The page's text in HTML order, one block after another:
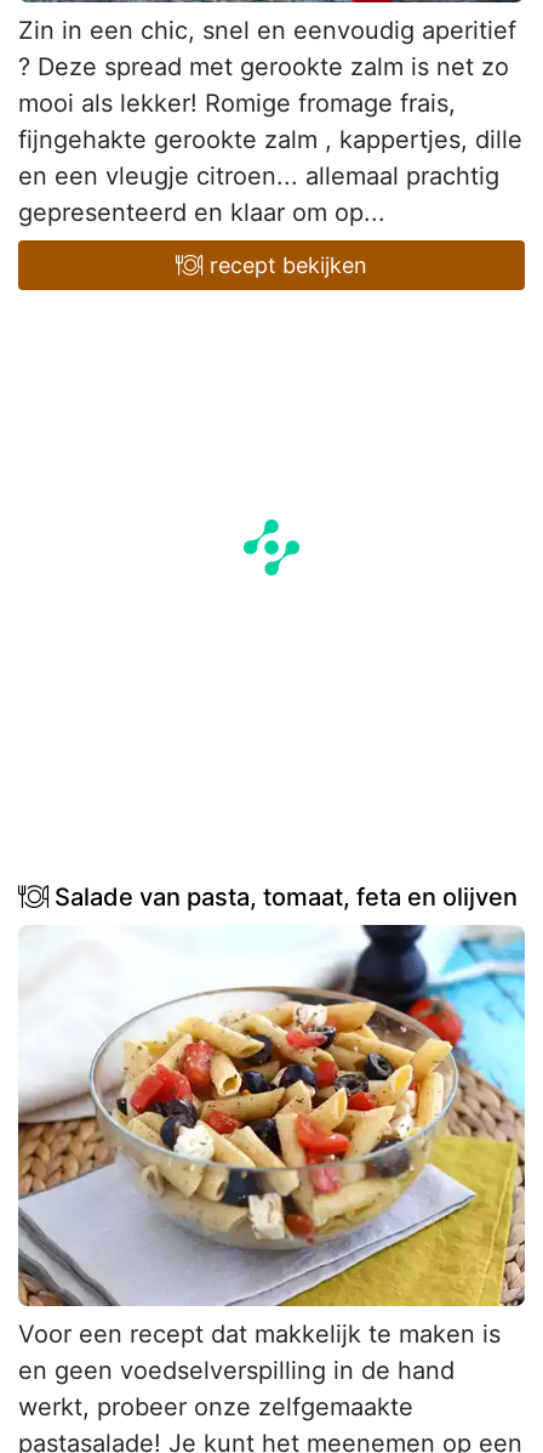
Zin in een chic, snel en eenvoudig aperitief
? Deze spread met gerookte zalm is net zo
mooi als lekker! Romige fromage frais,
fijngehakte gerookte zalm , kappertjes, dille
en een vleugje citroen... allemaal prachtig
gepresenteerd en klaar om op...
recept bekijken
Salade van pasta, tomaat, feta en olijven
Voor een recept dat makkelijk te maken is
en geen voedselverspilling in de hand
werkt, probeer onze zelfgemaakte
pastasalade! Je kunt het meenemen op een